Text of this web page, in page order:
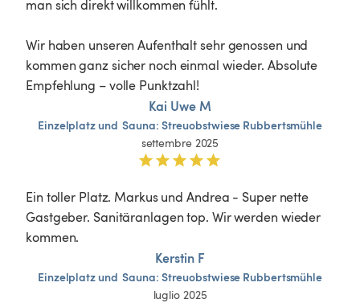
man sich direkt willkommen fühlt.
Wir haben unseren Aufenthalt sehr genossen und
kommen ganz sicher noch einmal wieder. Absolute
Empfehlung – volle Punktzahl!
Kai Uwe M
Einzelplatz und Sauna: Streuobstwiese Rubbertsmühle
settembre 2025
Ein toller Platz. Markus und Andrea - Super nette
Gastgeber. Sanitäranlagen top. Wir werden wieder
kommen.
Kerstin F
Einzelplatz und Sauna: Streuobstwiese Rubbertsmühle
luglio 2025